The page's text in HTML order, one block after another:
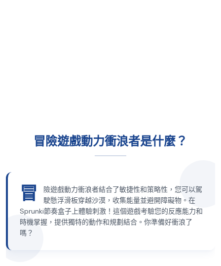
冒險遊戲動力衝浪者是什麼？
冒
險遊戲動力衝浪者結合了敏捷性和策略性，您可以駕
駛懸浮滑板穿越沙漠，收集能量並避開障礙物。在
Sprunki節奏盒子上體驗刺激！這個遊戲考驗您的反應能力和
時機掌握，提供獨特的動作和規劃結合。你準備好衝浪了
嗎？